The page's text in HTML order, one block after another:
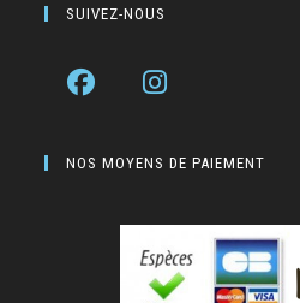
SUIVEZ-NOUS
NOS MOYENS DE PAIEMENT